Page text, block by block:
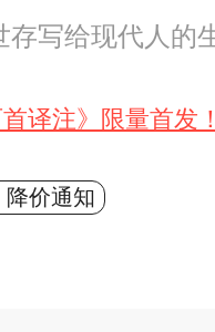
写给现代人的
译注》限量首发！
降价通知